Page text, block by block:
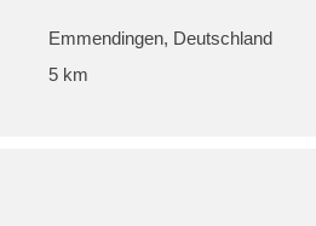
Emmendingen, Deutschland
5 km